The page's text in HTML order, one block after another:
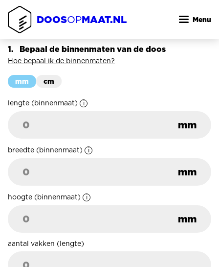
Overslaan
naar
de
inhoud
gaan
DOOSOPMAAT.NL Menu
Bepaal de binnenmaten van de doos
Hoe bepaal ik de binnenmaten?
mm cm
lengte (binnenmaat)
mm
breedte (binnenmaat)
mm
hoogte (binnenmaat)
mm
aantal vakken (lengte)